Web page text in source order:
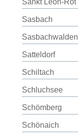
Sankt Leon-Rot
Sasbach
Sasbachwalden
Satteldorf
Schiltach
Schluchsee
Schömberg
Schönaich